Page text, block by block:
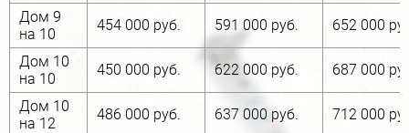
Получить проект
Дом 9
на 10
454 000 руб. 591 000 руб. 652 000
Дом 10
на 10
450 000 руб. 622 000 руб. 687 000
Дом 10
на 12
486 000 руб. 637 000 руб. 712 000